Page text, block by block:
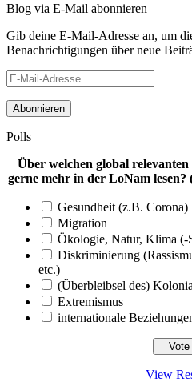
Blog via E-Mail abonnieren
Gib deine E-Mail-Adresse an, um
Benachrichtigungen über neue
E-
Mail-
Adresse
Polls
Über welchen global
gerne mehr in der LoNam
Gesundheit (z.B. Corona)
Migration
Ökologie, Natur, Klima (-
Diskriminierung
etc.)
(Überbleibsel des)
Extremismus
internationale
View